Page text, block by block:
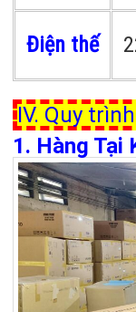
Điện thế
IV. Quy
1. Hàng Tại